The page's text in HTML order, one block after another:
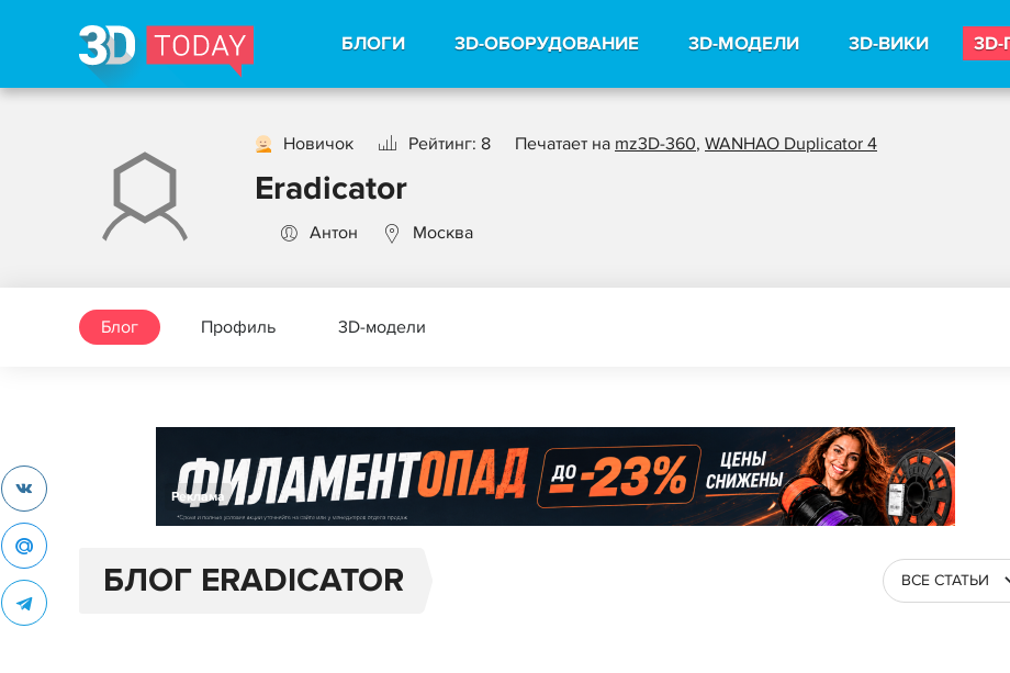
БЛОГИ 3D-ОБОРУДОВАНИЕ 3D-МОДЕЛИ 3D-ВИКИ
Новичок Рейтинг: 8 Печатает на mz3D-360, WANHAO Duplicator 4
Eradicator
Антон Москва
Блог Профиль 3D-модели
Реклама
БЛОГ ERADICATOR ВСЕ СТАТЬИ